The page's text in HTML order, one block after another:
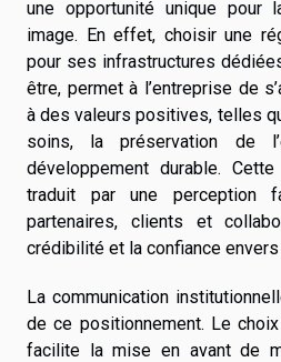
une opportunité unique pour
image. En effet, choisir une
pour ses infrastructures
être, permet à l’entreprise de
à des valeurs positives, telles
soins, la préservation de
développement durable.
traduit par une perception
partenaires, clients et
crédibilité et la confiance envers
La communication
de ce positionnement. Le
facilite la mise en avant de